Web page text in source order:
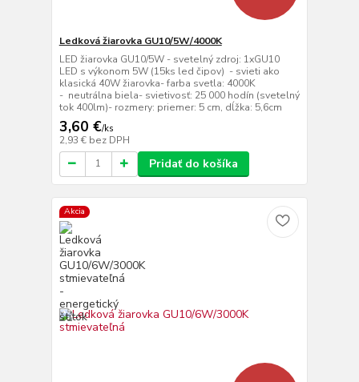
Ledková žiarovka GU10/5W/4000K
LED žiarovka GU10/5W - svetelný zdroj: 1xGU10
LED s výkonom 5W (15ks led čipov) - svieti ako
klasická 40W žiarovka- farba svetla: 4000K
- neutrálna biela- svietivosť: 25 000 hodín (svetelný
tok 400lm)- rozmery: priemer: 5 cm, dĺžka: 5,6cm
3,60 €/ks
2,93 € bez DPH
Pridať do košíka
Akcia